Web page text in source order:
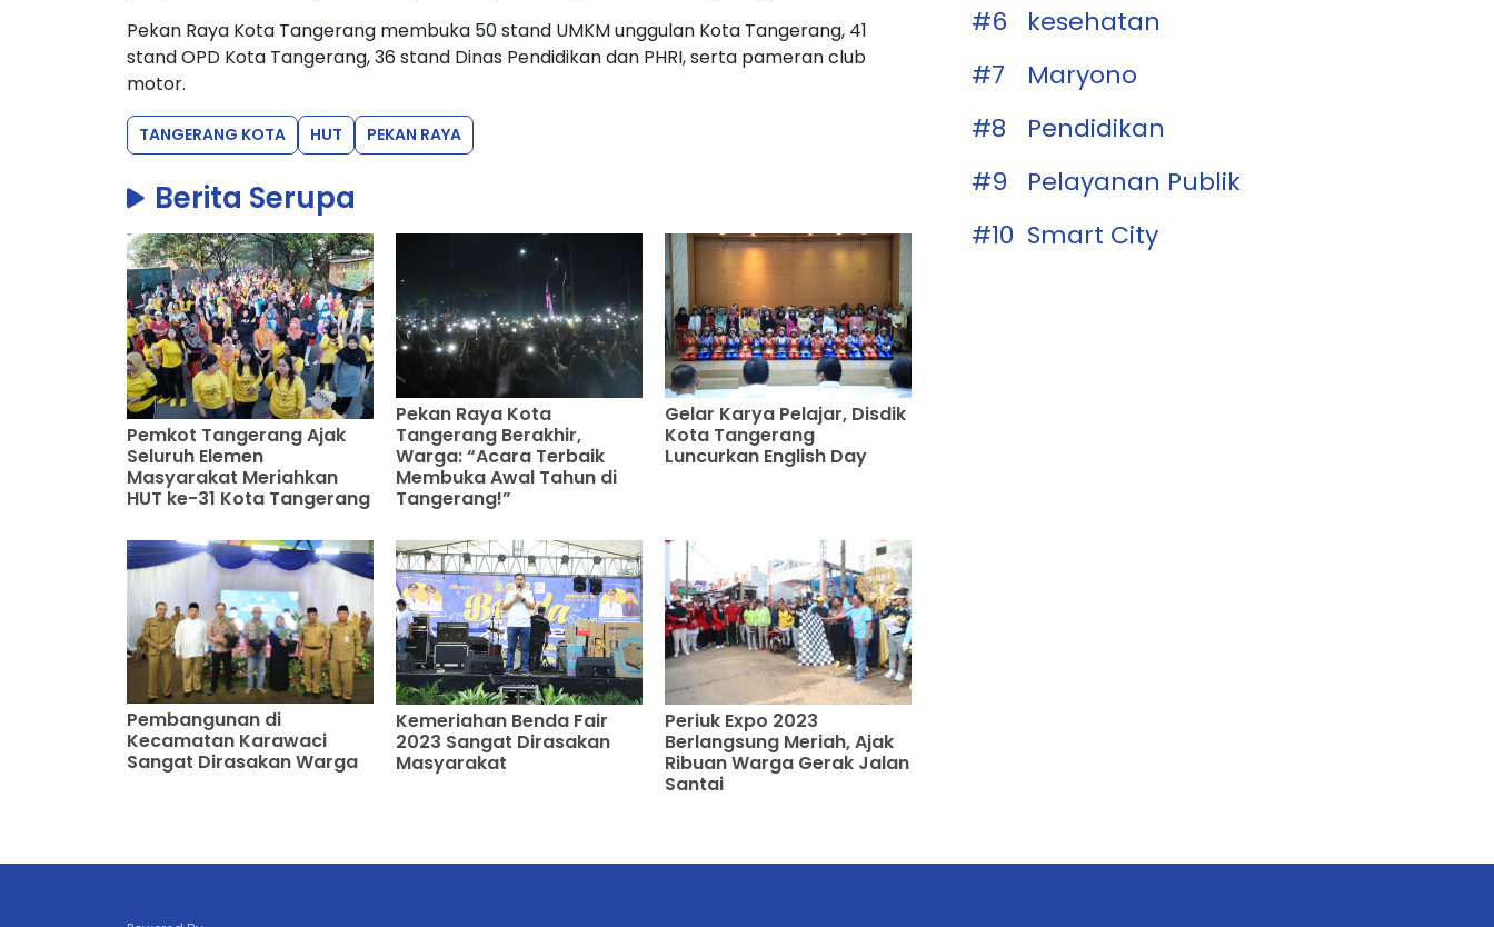
Pekan Raya Kota Tangerang membuka 50 stand UMKM unggulan Kota Tangerang, 41
stand OPD Kota Tangerang, 36 stand Dinas Pendidikan dan PHRI, serta pameran club
motor.
TANGERANG KOTA HUT PEKAN RAYA
Berita Serupa
Pemkot Tangerang Ajak
Seluruh Elemen
Masyarakat Meriahkan
HUT ke-31 Kota Tangerang
Pekan Raya Kota
Tangerang Berakhir,
Warga: “Acara Terbaik
Membuka Awal Tahun di
Tangerang!”
Gelar Karya Pelajar, Disdik
Kota Tangerang
Luncurkan English Day
Pembangunan di
Kecamatan Karawaci
Sangat Dirasakan Warga
Kemeriahan Benda Fair
2023 Sangat Dirasakan
Masyarakat
Periuk Expo 2023
Berlangsung Meriah, Ajak
Ribuan Warga Gerak Jalan
Santai
#6
kesehatan
#7
Maryono
#8
Pendidikan
#9
Pelayanan Publik
#10 Smart City